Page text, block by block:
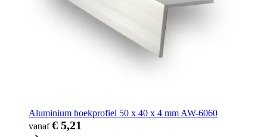
Aluminium hoekprofiel 50 x 40 x 4 mm AW-6060
vanaf€ 5,21